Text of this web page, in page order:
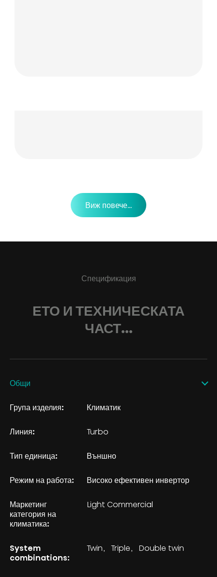
Виж повече...
Спецификация
ЕТО И ТЕХНИЧЕСКАТА
ЧАСТ...
Общи
Група изделия: Климатик
Линия: Turbo
Тип единица: Външно
Режим на работа: Високо ефективен инвертор
Маркетинг
категория на
климатика:
Light Commercial
System
combinations:
Twin Triple Double twin